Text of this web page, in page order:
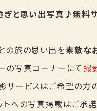
ぎと思い出写真♪無料
の旅の思い出を素敵な
の写真コーナーにて撮
ービスはご希望の方の
への写真掲載はご承